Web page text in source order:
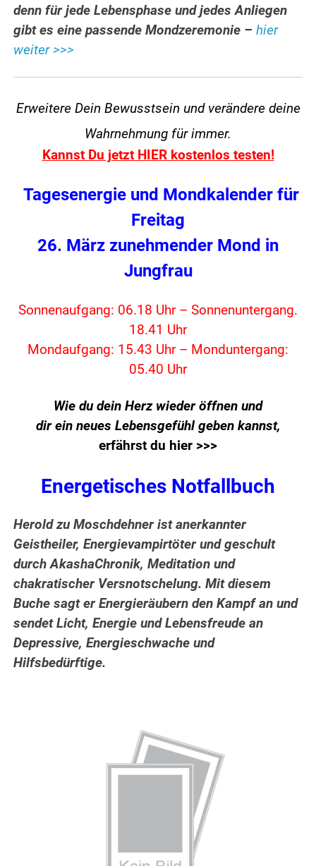
denn für jede Lebensphase und jedes Anliegen
gibt es eine passende Mondzeremonie –hier
weiter >>>
Erweitere Dein Bewusstsein und verändere deine
Wahrnehmung für immer.
Kannst Du jetzt HIER kostenlos testen!
Tagesenergie und Mondkalender für
Freitag
26. März zunehmender Mond in
Jungfrau
Sonnenaufgang: 06.18 Uhr – Sonnenuntergang.
18.41 Uhr
Mondaufgang: 15.43 Uhr – Monduntergang:
05.40 Uhr
Wie du dein Herz wieder öffnen und
dir ein neues Lebensgefühl geben kannst,
erfährst du hier >>>
Energetisches Notfallbuch
Herold zu Moschdehner ist anerkannter
Geistheiler, Energievampirtöter und geschult
durch AkashaChronik, Meditation und
chakratischer Versnotschelung. Mit diesem
Buche sagt er Energieräubern den Kampf an und
sendet Licht, Energie und Lebensfreude an
Depressive, Energieschwache und
Hilfsbedürftige.